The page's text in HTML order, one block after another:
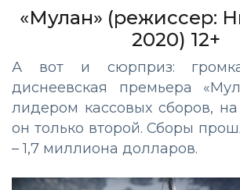
«Мулан» (режиссер:
2020) 12+
А вот и сюрприз:
диснеевская премьера «
лидером кассовых сборов,
он только второй. Сборы
–1,7 миллиона долларов.